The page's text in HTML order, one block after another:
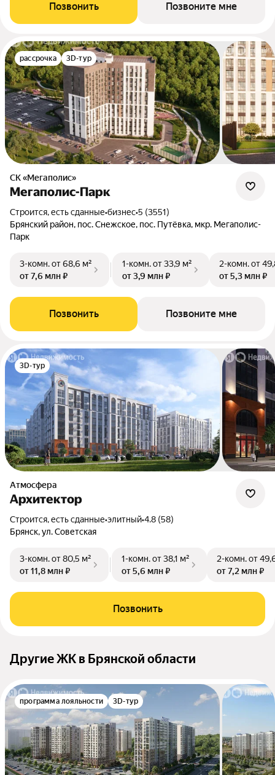
Позвонить Позвоните мне
рассрочка 3D-тур
СК «Мегаполис»
Мегаполис-Парк
Строится, есть сданные•бизнес•5 (3551)
Брянский район, пос. Снежское, пос. Путёвка, мкр. Мегаполис-
Парк
3-комн.от 68,6 м²
от 7,6 млн ₽
1-комн.от 33,9 м²
от 3,9 млн ₽
2-комн.от
от 5,3 млн ₽
Позвонить Позвоните мне
3D-тур
Атмосфера
Архитектор
Строится, есть сданные•элитный•4.8 (58)
Брянск, ул. Советская
3-комн.от 80,5 м²
от 11,8 млн ₽
1-комн.от 38,1 м²
от 5,6 млн ₽
2-комн.от
от 7,2 млн ₽
Позвонить
Другие ЖК в Брянской области
программа лояльности 3D-тур